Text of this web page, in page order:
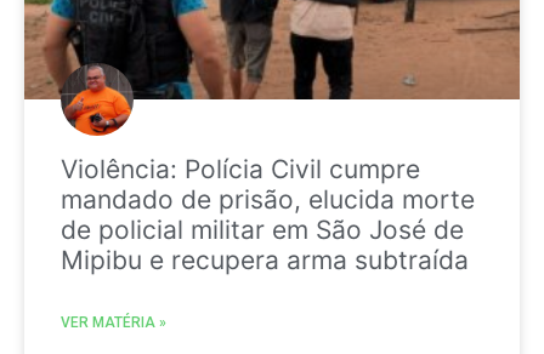
Violência: Polícia Civil cumpre
mandado de prisão, elucida morte
de policial militar em São José de
Mipibu e recupera arma subtraída
VER MATÉRIA »